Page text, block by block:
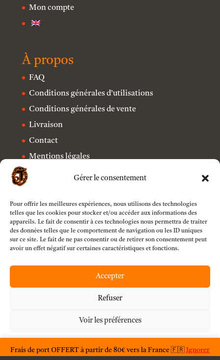
Gérer le consentement
Pour offrir les meilleures expériences, nous utilisons des technologies
telles que les cookies pour stocker et/ou accéder aux informations des
appareils. Le fait de consentir à ces technologies nous permettra de traiter
des données telles que le comportement de navigation ou les ID uniques
sur ce site. Le fait de ne pas consentir ou de retirer son consentement peut
avoir un effet négatif sur certaines caractéristiques et fonctions.
Accepter
Refuser
Voir les préférences
Frais de port OFFERT à partir de 80€ vers la France 🇫🇷 Ignorer
Mon compte
À propos
FAQ
Conditions générales d’utilisations
Conditions générales de vente
Livraison
Contact
Mentions légales
Politique de confidentialité
Mollie B.V.
Copyright © 2022 Jack O'Toy. All rights reserved.